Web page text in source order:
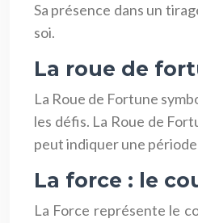
Sa présence dans un
soi.
La roue de
La Roue de Fortune
les défis. La Roue de
peut indiquer une
La force : le
La Force représente le